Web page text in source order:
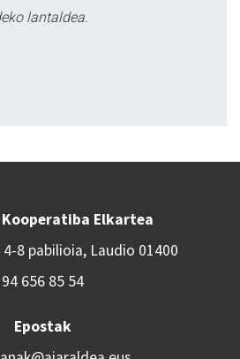
lantaldea.
Elkartea
8 pabilioia, Laudio 01400
94 656 85 54
Epostak